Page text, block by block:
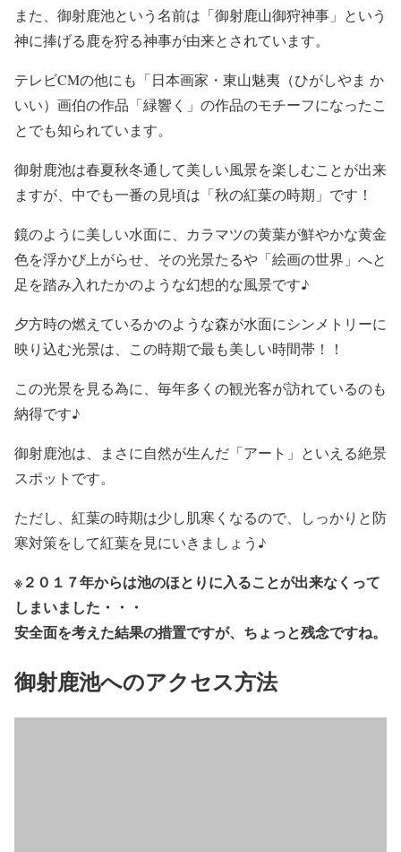
また、御射鹿池という名前は 「御射鹿山御狩神事」 という
神に捧げる鹿を狩る神事が由来とされています。
テレビCMの他にも「日本画家・東山魅夷（ひがしやま か
いい）画伯の作品「緑響く 」の作品のモチーフになったこ
とでも知られています。
御射鹿池は春夏秋冬通して美しい風景を楽しむことが出来
ますが、中でも一番の見頃は「秋の紅葉の時期」です！
鏡のように美しい水面に、カラマツの黄葉が鮮やかな黄金
色を浮かび上がらせ、その光景たるや「絵画の世界」へと
足を踏み入れたかのような幻想的な風景です♪
夕方時の燃えているかのような森が水面にシンメトリーに
映り込む光景は、この時期で最も美しい時間帯！！
この光景を見る為に、毎年多くの観光客が訪れているのも
納得です♪
御射鹿池は、まさに自然が生んだ「アート」といえる絶景
スポットです。
ただし、紅葉の時期は少し肌寒くなるので、しっかりと防
寒対策をして紅葉を見にいきましょう♪
※２０１７年からは池のほとりに入ることが出来なくって
しまいました・・・
安全面を考えた結果の措置ですが、ちょっと残念ですね。
御射鹿池へのアクセス方法